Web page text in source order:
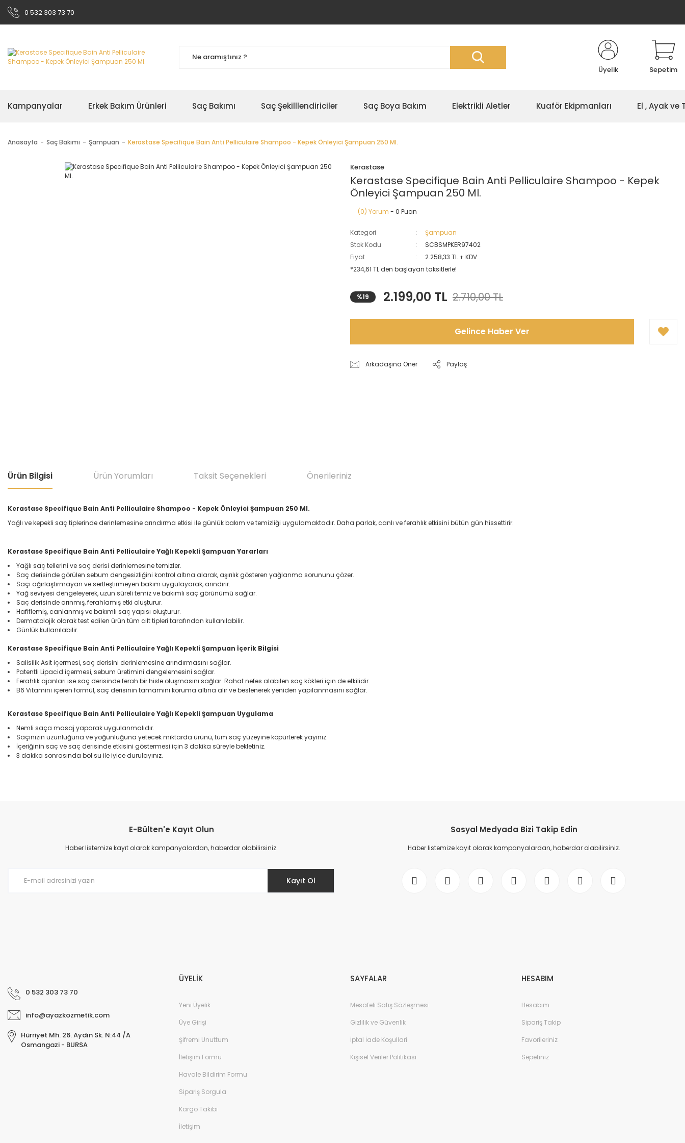
0 532 303 73 70
Üyelik Sepetim
Kampanyalar Erkek Bakım Ürünleri Saç Bakımı Saç Şekilllendiriciler Saç Boya Bakım Elektrikli Aletler Kuaför Ekipmanları El , Ayak ve
Anasayfa Saç Bakımı Şampuan Kerastase Specifique Bain Anti Pelliculaire Shampoo - Kepek Önleyici Şampuan 250 Ml.
Kerastase
Kerastase Specifique Bain Anti Pelliculaire Shampoo - Kepek
Önleyici Şampuan 250 Ml.
(0) Yorum - 0 Puan
Kategori
Şampuan
Stok Kodu
SCBSMPKER97402
Fiyat
2.258,33 TL + KDV
*234,61 TL den başlayan taksitlerle!
%19 2.199,00 TL 2.710,00 TL
Gelince Haber Ver
Arkadaşına Öner Paylaş
Ürün Bilgisi Ürün Yorumları Taksit Seçenekleri Önerileriniz
Kerastase Specifique Bain Anti Pelliculaire Shampoo - Kepek Önleyici Şampuan 250 Ml.
Yağlı ve kepekli saç tiplerinde derinlemesine arındırma etkisi ile günlük bakım ve temizliği uygulamaktadır. Daha parlak, canlı ve ferahlık etkisini bütün gün hissettirir.
Kerastase Specifique Bain Anti Pelliculaire Yağlı Kepekli Şampuan Yararları
Yağlı saç tellerini ve saç derisi derinlemesine temizler.
Saç derisinde görülen sebum dengesizliğini kontrol altına alarak, aşırılık gösteren yağlanma sorununu çözer.
Saçı ağırlaştırmayan ve sertleştirmeyen bakım uygulayarak, arındırır.
Yağ seviyesi dengeleyerek, uzun süreli temiz ve bakımlı saç görünümü sağlar.
Saç derisinde arınmış, ferahlamış etki oluşturur.
Hafiflemiş, canlanmış ve bakımlı saç yapısı oluşturur.
Dermatolojik olarak test edilen ürün tüm cilt tipleri tarafından kullanılabilir.
Günlük kullanılabilir.
Kerastase Specifique Bain Anti Pelliculaire Yağlı Kepekli Şampuan İçerik Bilgisi
Salisilik Asit içermesi, saç derisini derinlemesine arındırmasını sağlar.
Patentli Lipacid içermesi, sebum üretimini dengelemesini sağlar.
Ferahlık ajanları ise saç derisinde ferah bir hisle oluşmasını sağlar. Rahat nefes alabilen saç kökleri için de etkilidir.
B6 Vitamini içeren formül, saç derisinin tamamını koruma altına alır ve beslenerek yeniden yapılanmasını sağlar.
Kerastase Specifique Bain Anti Pelliculaire Yağlı Kepekli Şampuan Uygulama
Nemli saça masaj yaparak uygulanmalıdır.
Saçınızın uzunluğuna ve yoğunluğuna yetecek miktarda ürünü, tüm saç yüzeyine köpürterek yayınız.
İçeriğinin saç ve saç derisinde etkisini göstermesi için 3 dakika süreyle bekletiniz.
3 dakika sonrasında bol su ile iyice durulayınız.
Ürün resmi kalitesiz, bozuk veya görüntülenemiyor.
Ürün açıklamasında eksik bilgiler bulunuyor.
E-Bülten'e Kayıt Olun
Haber listemize kayıt olarak kampanyalardan, haberdar olabilirsiniz.
Kayıt Ol
Sosyal Medyada Bizi Takip Edin
Haber listemize kayıt olarak kampanyalardan, haberdar olabilirsiniz.
0 532 303 73 70
info@ayazkozmetik.com
Hürriyet Mh. 26. Aydın Sk. N:44 /A
Osmangazi - BURSA
ÜYELİK
Yeni Üyelik
Üye Girişi
Şifremi Unuttum
İletişim Formu
Havale Bildirim Formu
Sipariş Sorgula
Kargo Takibi
İletişim
SAYFALAR
Mesafeli Satış Sözleşmesi
Gizlilik ve Güvenlik
İptal İade Koşullari
Kişisel Veriler Politikası
HESABIM
Hesabım
Sipariş Takip
Favorileriniz
Sepetiniz